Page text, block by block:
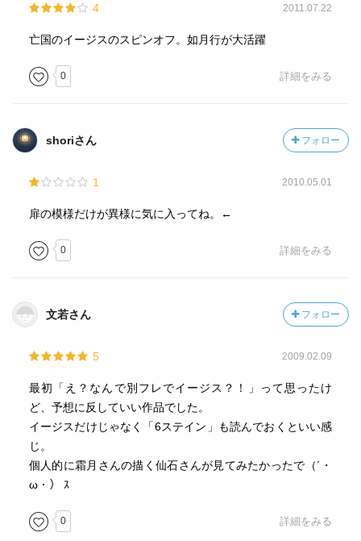
4 2011.07.22
亡国のイージスのスピンオフ。如月行が大活躍
0 詳細をみる
shoriさん フォロー
1 2010.05.01
扉の模様だけが異様に気に入ってね。←
0 詳細をみる
文若さん フォロー
5 2009.02.09
最初「え？なんで別フレでイージス？！」って思ったけ
ど、予想に反していい作品でした。
イージスだけじゃなく「6ステイン」も読んでおくといい感
じ。
個人的に霜月さんの描く仙石さんが見てみたかったで（´・
ω・） ｽ
0 詳細をみる